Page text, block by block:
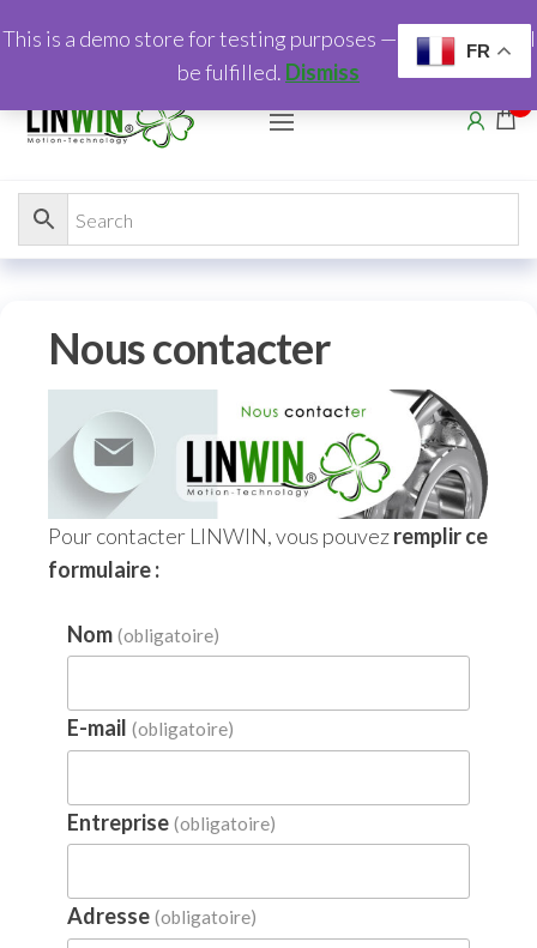
Nous contacter
Pour contacter LINWIN, vous pouvezremplir ce
formulaire :
Nom (obligatoire)
E-mail (obligatoire)
Entreprise (obligatoire)
Adresse (obligatoire)
FR
This is a demo store for testing purposes — no orders shall
be fulfilled. Dismiss